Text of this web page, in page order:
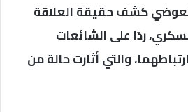
كشف حقيقة العلاقة
ردًا على الشائعات
والتي أثارت حالة من